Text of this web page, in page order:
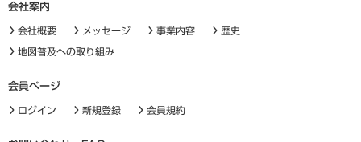
会社案内
会社概要 メッセージ 事業内容 歴史
地図普及への取り組み
会員ページ
ログイン 新規登録 会員規約